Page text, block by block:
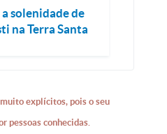
solenidade de
na Terra Santa
explícitos, pois o seu
pessoas conhecidas.